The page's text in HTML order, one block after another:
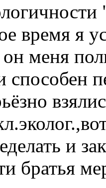
время я
меня
способен
и
братья